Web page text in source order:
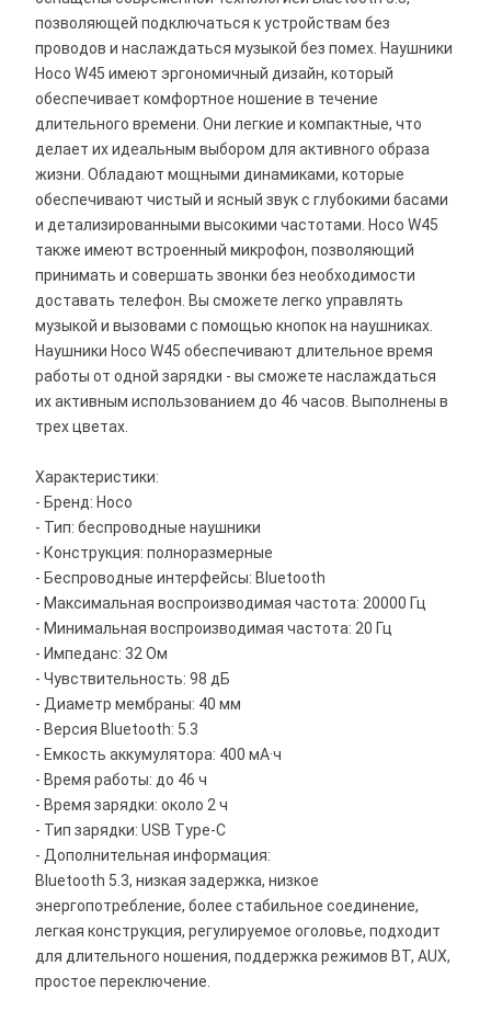
позволяющей подключаться к устройствам без
проводов и наслаждаться музыкой без помех. Наушники
Hoco W45 имеют эргономичный дизайн, который
обеспечивает комфортное ношение в течение
длительного времени. Они легкие и компактные, что
делает их идеальным выбором для активного образа
жизни. Обладают мощными динамиками, которые
обеспечивают чистый и ясный звук с глубокими басами
и детализированными высокими частотами. Hoco W45
также имеют встроенный микрофон, позволяющий
принимать и совершать звонки без необходимости
доставать телефон. Вы сможете легко управлять
музыкой и вызовами с помощью кнопок на наушниках.
Наушники Hoco W45 обеспечивают длительное время
работы от одной зарядки - вы сможете наслаждаться
их активным использованием до 46 часов. Выполнены в
трех цветах.
Характеристики:
- Бренд: Hoco
- Тип: беспроводные наушники
- Конструкция: полноразмерные
- Беспроводные интерфейсы: Bluetooth
- Максимальная воспроизводимая частота: 20000 Гц
- Минимальная воспроизводимая частота: 20 Гц
- Импеданс: 32 Ом
- Чувствительность: 98 дБ
- Диаметр мембраны: 40 мм
- Версия Bluetooth: 5.3
- Емкость аккумулятора: 400 мА·ч
- Время работы: до 46 ч
- Время зарядки: около 2 ч
- Тип зарядки: USB Type-C
- Дополнительная информация:
Bluetooth 5.3, низкая задержка, низкое
энергопотребление, более стабильное соединение,
легкая конструкция, регулируемое оголовье, подходит
для длительного ношения, поддержка режимов BT, AUX,
простое переключение.